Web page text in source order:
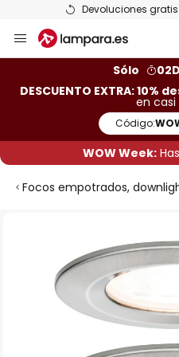
Devoluciones
al
Sólo
DESCUENTO EXTRA: 10%
en
Código:
WOW Week:
Focos empotrados,